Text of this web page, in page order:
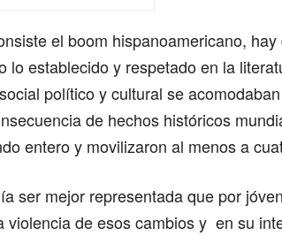
el boom hispanoamericano,
lo establecido y respetado en la
político y cultural se
de hechos históricos
entero y movilizaron al menos a
ser mejor representada que por
violencia de esos cambios y en su